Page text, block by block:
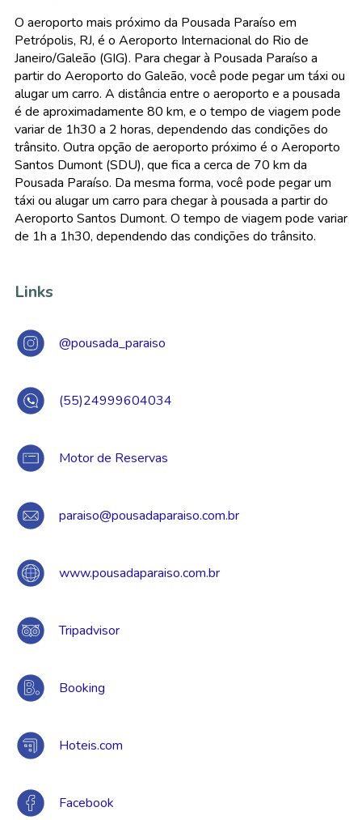
O aeroporto mais próximo da Pousada Paraíso em
Petrópolis, RJ, é o Aeroporto Internacional do Rio de
Janeiro/Galeão (GIG). Para chegar à Pousada Paraíso a
partir do Aeroporto do Galeão, você pode pegar um táxi ou
alugar um carro. A distância entre o aeroporto e a pousada
é de aproximadamente 80 km, e o tempo de viagem pode
variar de 1h30 a 2 horas, dependendo das condições do
trânsito. Outra opção de aeroporto próximo é o Aeroporto
Santos Dumont (SDU), que fica a cerca de 70 km da
Pousada Paraíso. Da mesma forma, você pode pegar um
táxi ou alugar um carro para chegar à pousada a partir do
Aeroporto Santos Dumont. O tempo de viagem pode variar
de 1h a 1h30, dependendo das condições do trânsito.
Links
@pousada_paraiso
(55)24999604034
Motor de Reservas
paraiso@pousadaparaiso.com.br
www.pousadaparaiso.com.br
Tripadvisor
Booking
Hoteis.com
Facebook